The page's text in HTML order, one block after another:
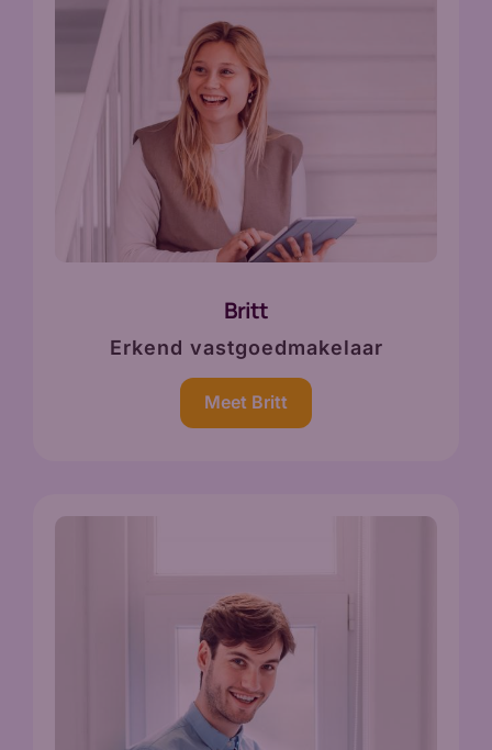
Britt
Erkend vastgoedmakelaar
Meet Britt